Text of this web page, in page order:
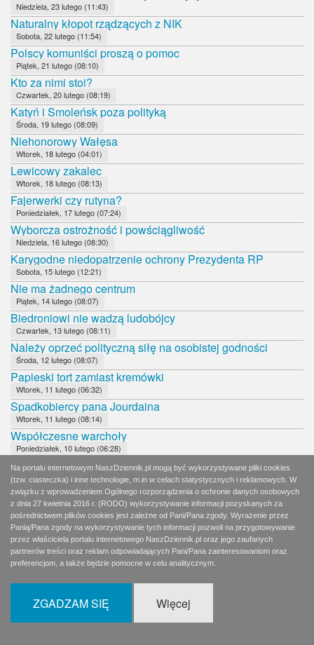
Niedziela, 23 lutego (11:43)
Naturalny kłopot rządzących z NIK
Sobota, 22 lutego (11:54)
Polscy komuniści proszą o pomoc
Piątek, 21 lutego (08:10)
Kto za nimi stoi?
Czwartek, 20 lutego (08:19)
Katyń i Smoleńsk poza polityką
Środa, 19 lutego (08:09)
Niehonorowy Wałęsa
Wtorek, 18 lutego (04:01)
Lewicowy zakalec
Wtorek, 18 lutego (08:13)
Fajerwerki czy rutyna?
Poniedziałek, 17 lutego (07:24)
Wyborcza ostrożność i powściągliwość
Niedziela, 16 lutego (08:30)
Karygodne niedopatrzenie ochrony Prezydenta RP
Sobota, 15 lutego (12:21)
Nie ma żadnego centrum
Piątek, 14 lutego (08:07)
Biedroniowi nie wadzą ludobójcy
Czwartek, 13 lutego (08:11)
Należy oprzeć polityczną siłę na osobistej godności
Środa, 12 lutego (08:07)
Papieski tort zamiast kremówki
Wtorek, 11 lutego (06:32)
Spadkobiercy pana Jourdaina
Wtorek, 11 lutego (08:14)
Współczesne warchoły
Poniedziałek, 10 lutego (06:28)
PO nadal w martwym dryfie
Poniedziałek, 10 lutego (08:16)
Zła wiadomość dla Andrzeja Dudy
Niedziela, 9 lutego (09:07)
8 dni w korkach
Sobota, 8 lutego (06:59)
Wierni Bogu, Polsce i bliźnim
Sobota, 8 lutego (11:52)
Czy Andrzej Duda udźwignie rolę faworyta?
Dobrane towarzystwo: Hołownia, Jachira, Palikot
Czwartek, 6 lutego (02:06)
Na portalu internetowym NaszDziennik.pl mogą być wykorzystywane pliki cookies
(tzw. ciasteczka) i inne technologie, m.in w celach statystycznych i reklamowych. W
związku z wprowadzeniem Ogólnego rozporządzenia o ochronie danych osobowych
z dnia 27 kwietnia 2016 r. (RODO) wykorzystywanie informacji pozyskanych za
pośrednictwem plików cookies jest zależne od Pani/Pana zgody. Wyrażenie przez
Panią/Pana zgody na wykorzystywanie tych informacji pozwoli na przygotowywanie
przez właściciela portalu internetowego NaszDziennik.pl oraz jego zaufanych
partnerów treści oraz reklam odpowiadających Pani/Pana zainteresowaniom oraz
preferencjom, a także będzie pomocne w celu analitycznym.
ZGADZAM SIĘ Więcej